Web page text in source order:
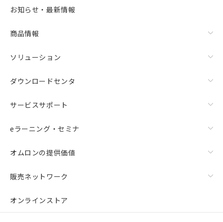
お知らせ・最新情報
商品情報
ソリューション
ダウンロードセンタ
サービスサポート
eラーニング・セミナ
オムロンの提供価値
販売ネットワーク
オンラインストア